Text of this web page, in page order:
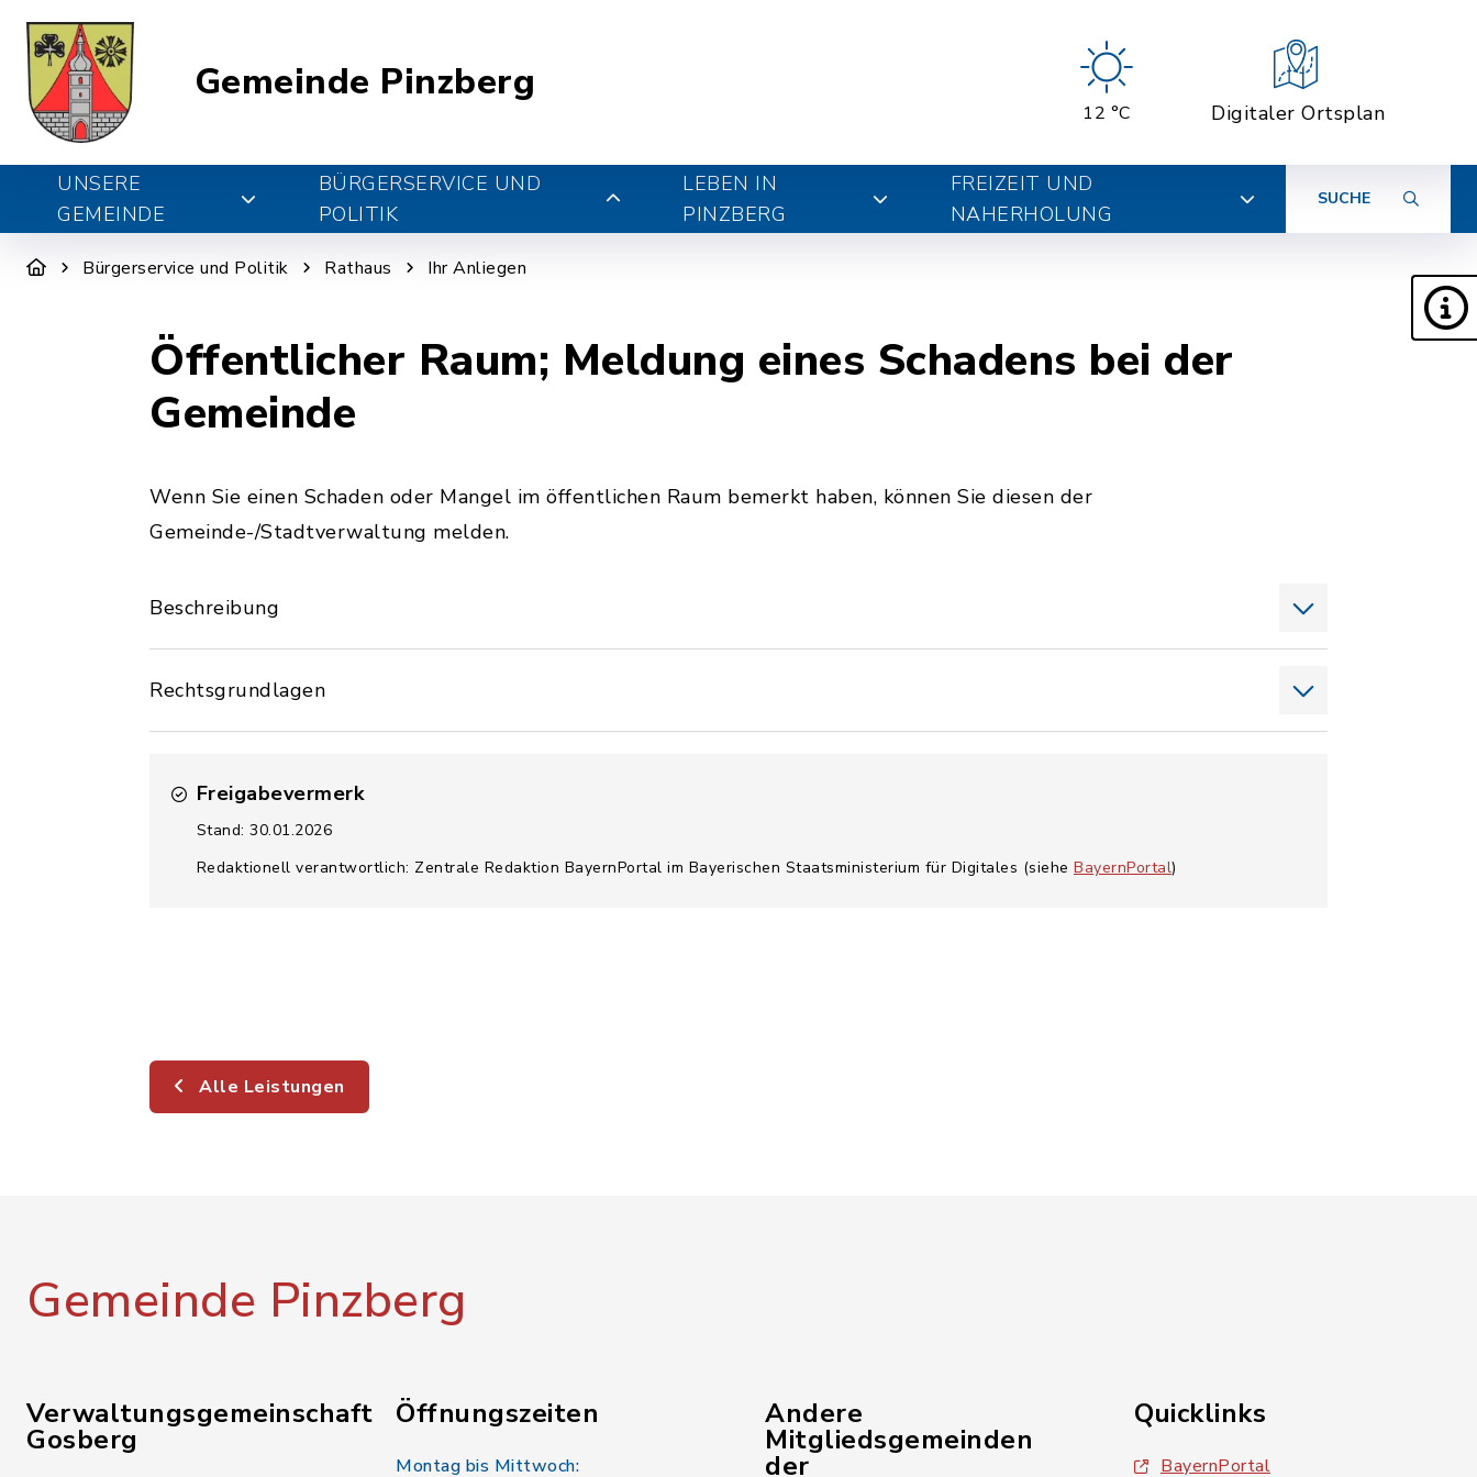
Gemeinde Pinzberg
12 °C Digitaler Ortsplan
UNSERE
GEMEINDE
BÜRGERSERVICE UND
POLITIK
LEBEN IN
PINZBERG
FREIZEIT UND
NAHERHOLUNG
SUCHE
Bürgerservice und Politik Rathaus Ihr Anliegen
Öffentlicher Raum; Meldung eines Schadens bei der
Gemeinde
Wenn Sie einen Schaden oder Mangel im öffentlichen Raum bemerkt haben, können Sie diesen der
Gemeinde-/Stadtverwaltung melden.
Beschreibung
Rechtsgrundlagen
Freigabevermerk
Stand: 30.01.2026
Redaktionell verantwortlich: Zentrale Redaktion BayernPortal im Bayerischen Staatsministerium für Digitales (siehe BayernPortal)
Alle Leistungen
Gemeinde Pinzberg
Verwaltungsgemeinschaft
Gosberg
Öffnungszeiten
Montag bis Mittwoch:
Andere
Mitgliedsgemeinden
der
Quicklinks
BayernPortal